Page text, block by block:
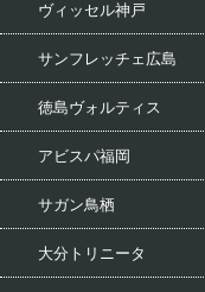
ヴィッセル神戸
サンフレッチェ広島
徳島ヴォルティス
アビスパ福岡
サガン鳥栖
大分トリニータ